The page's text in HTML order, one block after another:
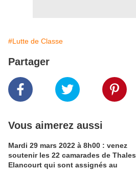
#Lutte de Classe
Partager
Vous aimerez aussi
Mardi 29 mars 2022 à 8h00 : venez
soutenir les 22 camarades de Thales
Elancourt qui sont assignés au